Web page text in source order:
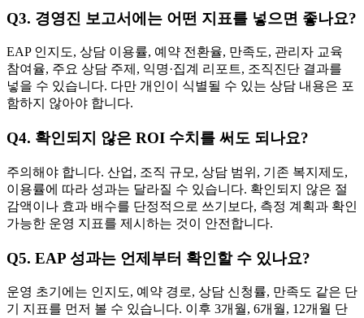
Q3. 경영진 보고서에는 어떤 지표를 넣으면 좋나요?
EAP 인지도, 상담 이용률, 예약 전환율, 만족도, 관리자 교육
참여율, 주요 상담 주제, 익명·집계 리포트, 조직진단 결과를
넣을 수 있습니다. 다만 개인이 식별될 수 있는 상담 내용은 포
함하지 않아야 합니다.
Q4. 확인되지 않은 ROI 수치를 써도 되나요?
주의해야 합니다. 산업, 조직 규모, 상담 범위, 기존 복지제도,
이용률에 따라 성과는 달라질 수 있습니다. 확인되지 않은 절
감액이나 효과 배수를 단정적으로 쓰기보다, 측정 계획과 확인
가능한 운영 지표를 제시하는 것이 안전합니다.
Q5. EAP 성과는 언제부터 확인할 수 있나요?
운영 초기에는 인지도, 예약 경로, 상담 신청률, 만족도 같은 단
기 지표를 먼저 볼 수 있습니다. 이후 3개월, 6개월, 12개월 단